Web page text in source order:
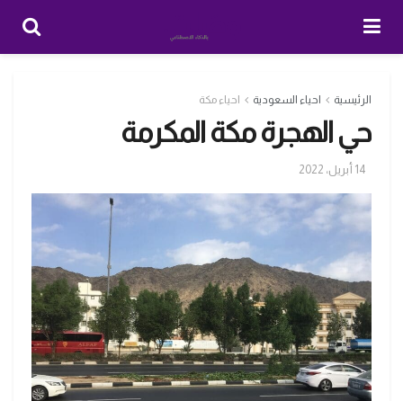
الرئيسية احياء السعودية احياء مكة
حي الهجرة مكة المكرمة
14 أبريل، 2022